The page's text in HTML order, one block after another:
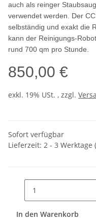
auch als reinger
verwendet werden. Der
selbständig und exakt die
kann der Reinigungs-
rund 700 qm pro Stunde.
850,00 €
exkl. 19% USt. , zzgl.
Sofort verfügbar
Lieferzeit: 2 - 3 Werktage
In den Warenkorb